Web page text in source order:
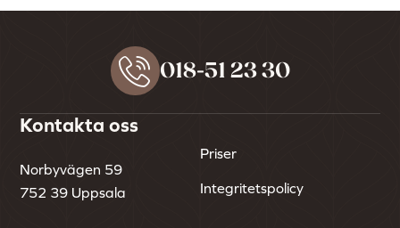
018-51 23 30
Kontakta oss
Norbyvägen 59
752 39 Uppsala
Priser
Integritetspolicy